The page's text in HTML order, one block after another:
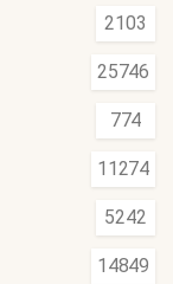
2103
25746
774
11274
5242
14849